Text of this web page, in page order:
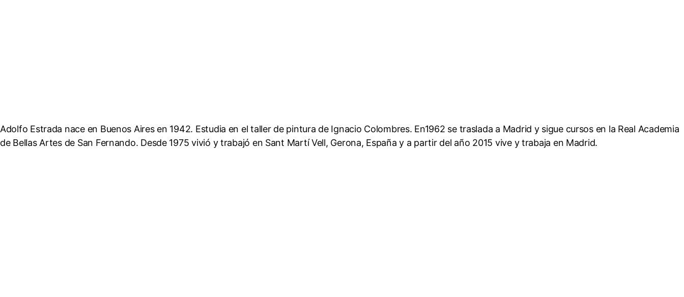
Adolfo Estrada nace en Buenos Aires en 1942. Estudia en el taller de pintura de Ignacio Colombres. En1962 se traslada a Madrid y sigue cursos en la Real Academia
de Bellas Artes de San Fernando. Desde 1975 vivió y trabajó en Sant Martí Vell, Gerona, España y a partir del año 2015 vive y trabaja en Madrid.